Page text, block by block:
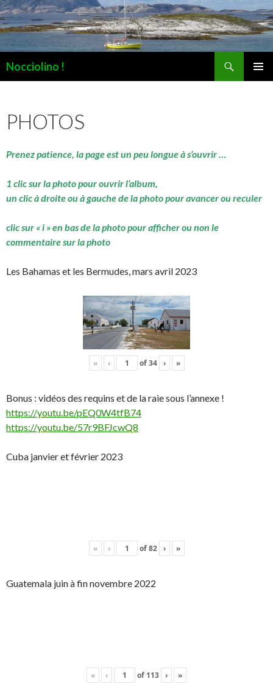
Nocciolino !
PHOTOS
Prenez patience, la page est un peu longue à s’ouvrir …
1 clic sur la photo pour ouvrir l’album,
un clic à droite ou à gauche de la photo pour avancer ou reculer
clic sur « i » en bas de la photo pour afficher ou non le
commentaire sur la photo
Les Bahamas et les Bermudes, mars avril 2023
« ‹ of34 › »
Bonus : vidéos des requins et de la raie sous l’annexe !
https://youtu.be/pEQ0W4tfB74
https://youtu.be/57r9BFJcwQ8
Cuba janvier et février 2023
« ‹ of82 › »
Guatemala juin à fin novembre 2022
« ‹ of 113 › »